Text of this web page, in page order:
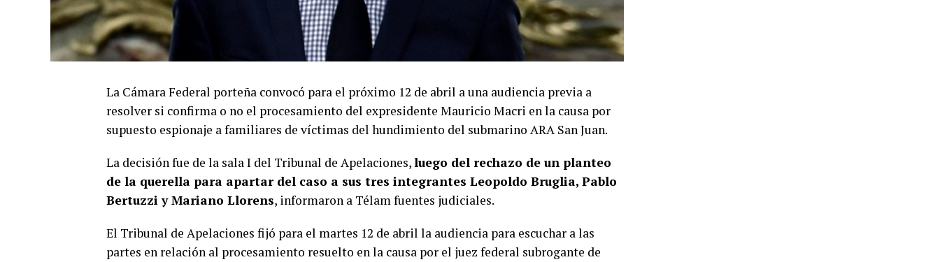
La Cámara Federal porteña convocó para el próximo 12 de abril a una audiencia previa a
resolver si confirma o no el procesamiento del expresidente Mauricio Macri en la causa por
supuesto espionaje a familiares de víctimas del hundimiento del submarino ARA San Juan.
La decisión fue de la sala I del Tribunal de Apelaciones,luego del rechazo de un planteo
de la querella para apartar del caso a sus tres integrantes Leopoldo Bruglia, Pablo
Bertuzzi y Mariano Llorens, informaron a Télam fuentes judiciales.
El Tribunal de Apelaciones fijó para el martes 12 de abril la audiencia para escuchar a las
partes en relación al procesamiento resuelto en la causa por el juez federal subrogante de